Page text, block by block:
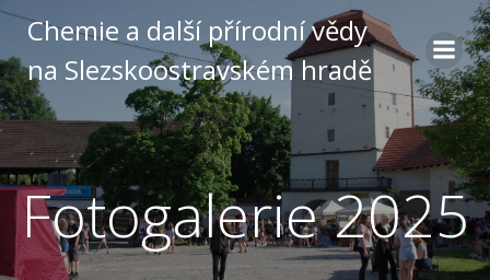
to
content
Chemie a další přírodní vědy
na Slezskoostravském hradě
Fotogalerie 2025